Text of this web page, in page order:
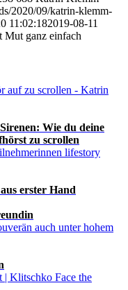
2020/09/katrin-klemm-
11:02:182019-08-11
Mut ganz einfach
Wie du deine
zu scrollen
erster Hand